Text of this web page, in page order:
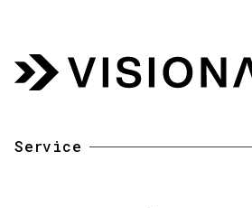
Service